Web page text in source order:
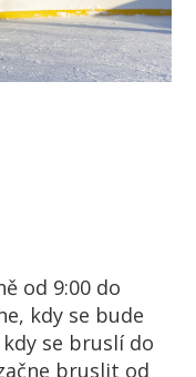
od 9:00 do
kdy se bude
se bruslí do
bruslit od